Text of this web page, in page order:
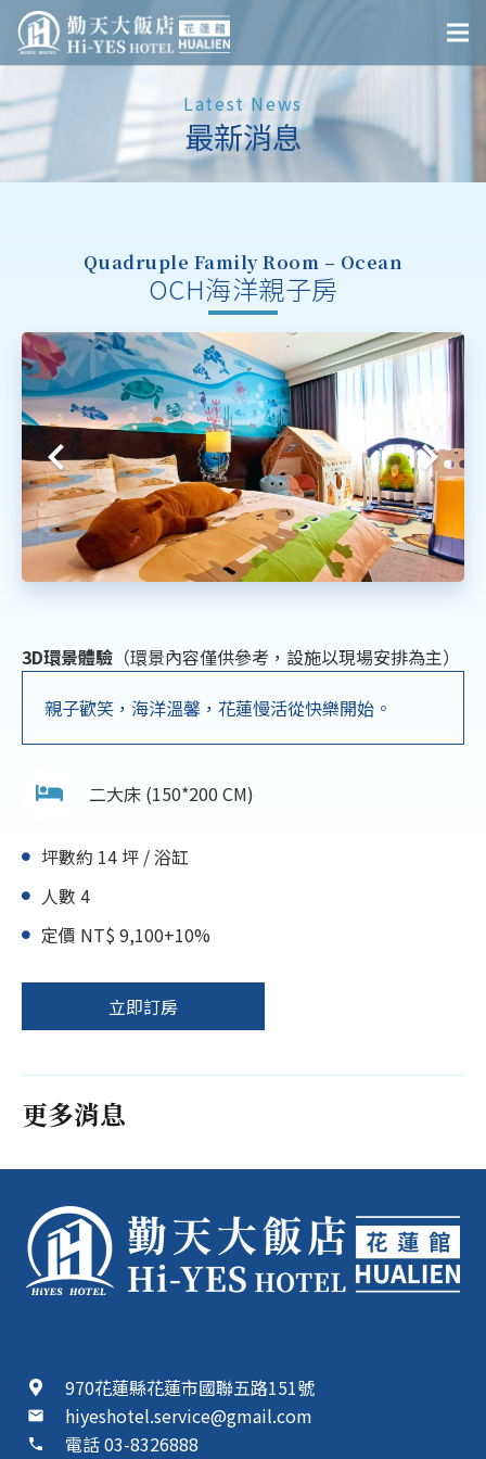
Latest News
最新消息
Quadruple Family Room – Ocean
OCH海洋親子房
3D環景體驗 （環景內容僅供參考，設施以現場安排為主）
親子歡笑，海洋溫馨，花蓮慢活從快樂開始。
二大床 (150*200 CM)
坪數約 14 坪 / 浴缸
人數 4
定價 NT$ 9,100+10%
立即訂房
更多消息
970花蓮縣花蓮市國聯五路151號
mail hiyeshotel.service@gmail.com
phone
電話 03-8326888